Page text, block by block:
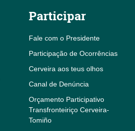
Participar
Fale com o Presidente
Participação de Ocorrências
Cerveira aos teus olhos
Canal de Denúncia
Orçamento Participativo
Transfronteiriço Cerveira-
Tomiño